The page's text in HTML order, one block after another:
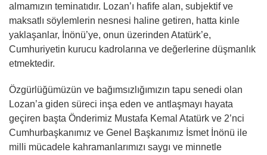
almamızın teminatıdır. Lozan’ı hafife alan, subjektif ve
maksatlı söylemlerin nesnesi haline getiren, hatta kinle
yaklaşanlar, İnönü’ye, onun üzerinden Atatürk’e,
Cumhuriyetin kurucu kadrolarına ve değerlerine düşmanlık
etmektedir.
Özgürlüğümüzün ve bağımsızlığımızın tapu senedi olan
Lozan’a giden süreci inşa eden ve antlaşmayı hayata
geçiren başta Önderimiz Mustafa Kemal Atatürk ve 2’nci
Cumhurbaşkanımız ve Genel Başkanımız İsmet İnönü ile
milli mücadele kahramanlarımızı saygı ve minnetle